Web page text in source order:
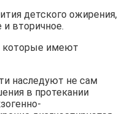
детского ожирения,
вторичное.
которые имеют
наследуют не сам
в протекании